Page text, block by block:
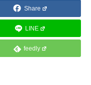
Share
LINE
feedly